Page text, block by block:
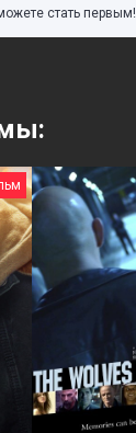
стать первым!